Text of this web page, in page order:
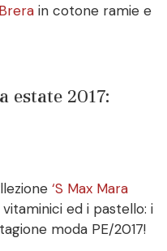
in cotone ramie e
estate 2017:
‘S Max Mara
vitaminici ed i pastello: i
moda PE/2017!